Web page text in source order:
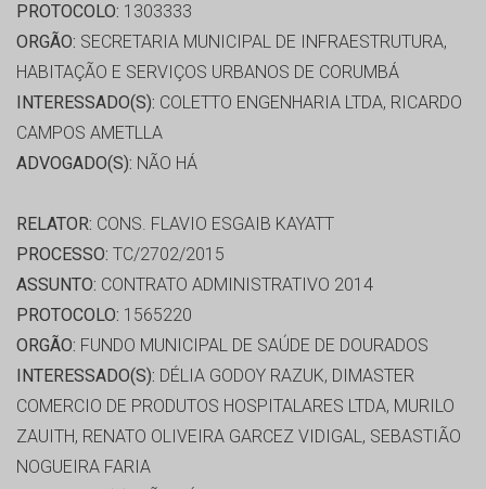
PROTOCOLO: 1303333
ORGÃO: SECRETARIA MUNICIPAL DE INFRAESTRUTURA,
HABITAÇÃO E SERVIÇOS URBANOS DE CORUMBÁ
INTERESSADO(S): COLETTO ENGENHARIA LTDA, RICARDO
CAMPOS AMETLLA
ADVOGADO(S): NÃO HÁ
RELATOR: CONS. FLAVIO ESGAIB KAYATT
PROCESSO: TC/2702/2015
ASSUNTO: CONTRATO ADMINISTRATIVO 2014
PROTOCOLO: 1565220
ORGÃO: FUNDO MUNICIPAL DE SAÚDE DE DOURADOS
INTERESSADO(S): DÉLIA GODOY RAZUK, DIMASTER
COMERCIO DE PRODUTOS HOSPITALARES LTDA, MURILO
ZAUITH, RENATO OLIVEIRA GARCEZ VIDIGAL, SEBASTIÃO
NOGUEIRA FARIA